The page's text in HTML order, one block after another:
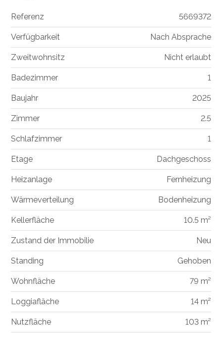
Referenz 5669372
Verfügbarkeit Nach Absprache
Zweitwohnsitz Nicht erlaubt
Badezimmer 1
Baujahr 2025
Zimmer 2.5
Schlafzimmer 1
Etage Dachgeschoss
Heizanlage Fernheizung
Wärmeverteilung Bodenheizung
Kellerfläche 10.5 m²
Zustand der Immobilie Neu
Standing Gehoben
Wohnfläche 79 m²
Loggiafläche 14 m²
Nutzfläche 103 m²